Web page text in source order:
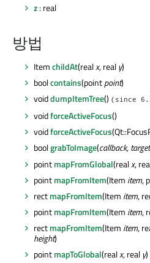
z: real
방법
ItemchildAt(realx, real y)
boolcontains(pointpoint)
voiddumpItemTree() (since
voidforceActiveFocus()
voidforceActiveFocus
boolgrabToImage(callback,
pointmapFromGlobal(realx,
pointmapFromItem(Item item,
rectmapFromItem(Item item,
pointmapFromItem(Item item,
rectmapFromItem(Item item,
height)
pointmapToGlobal(realx, real y)